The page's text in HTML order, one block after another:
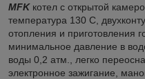
MFKкотел с открытой
температура 130 С,
отопления и приготовления
минимальное давление в
воды 0,2 атм., легко
электронное зажигание,